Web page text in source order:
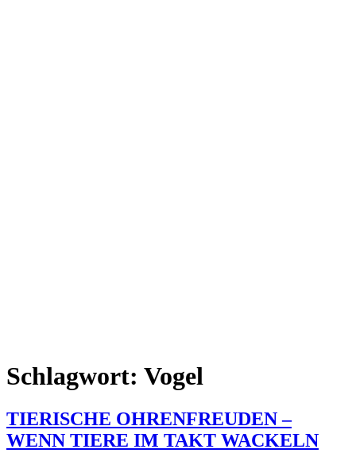
Schlagwort: Vogel
TIERISCHE OHRENFREUDEN –
WENN TIERE IM TAKT WACKELN